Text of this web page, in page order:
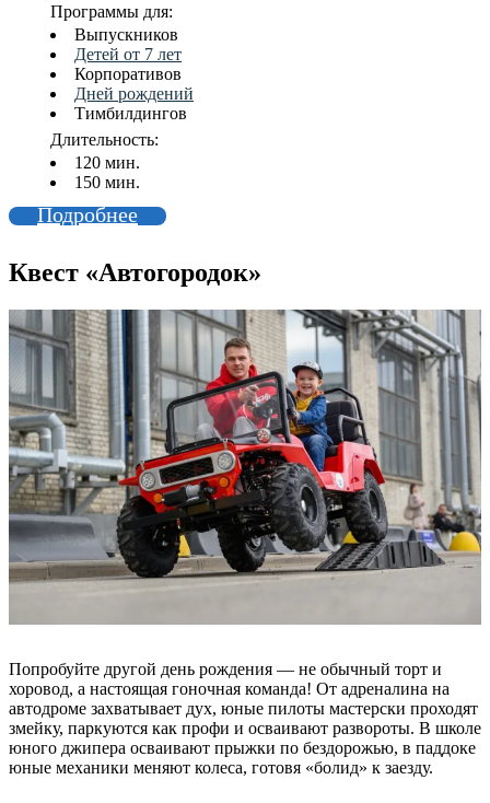
Программы для:
Выпускников
Детей от 7 лет
Корпоративов
Дней рождений
Тимбилдингов
Длительность:
120 мин.
150 мин.
Подробнее
Квест «Автогородок»
Попробуйте другой день рождения — не обычный торт и
хоровод, а настоящая гоночная команда! От адреналина на
автодроме захватывает дух, юные пилоты мастерски проходят
змейку, паркуются как профи и осваивают развороты. В школе
юного джипера осваивают прыжки по бездорожью, в паддоке
юные механики меняют колеса, готовя «болид» к заезду.